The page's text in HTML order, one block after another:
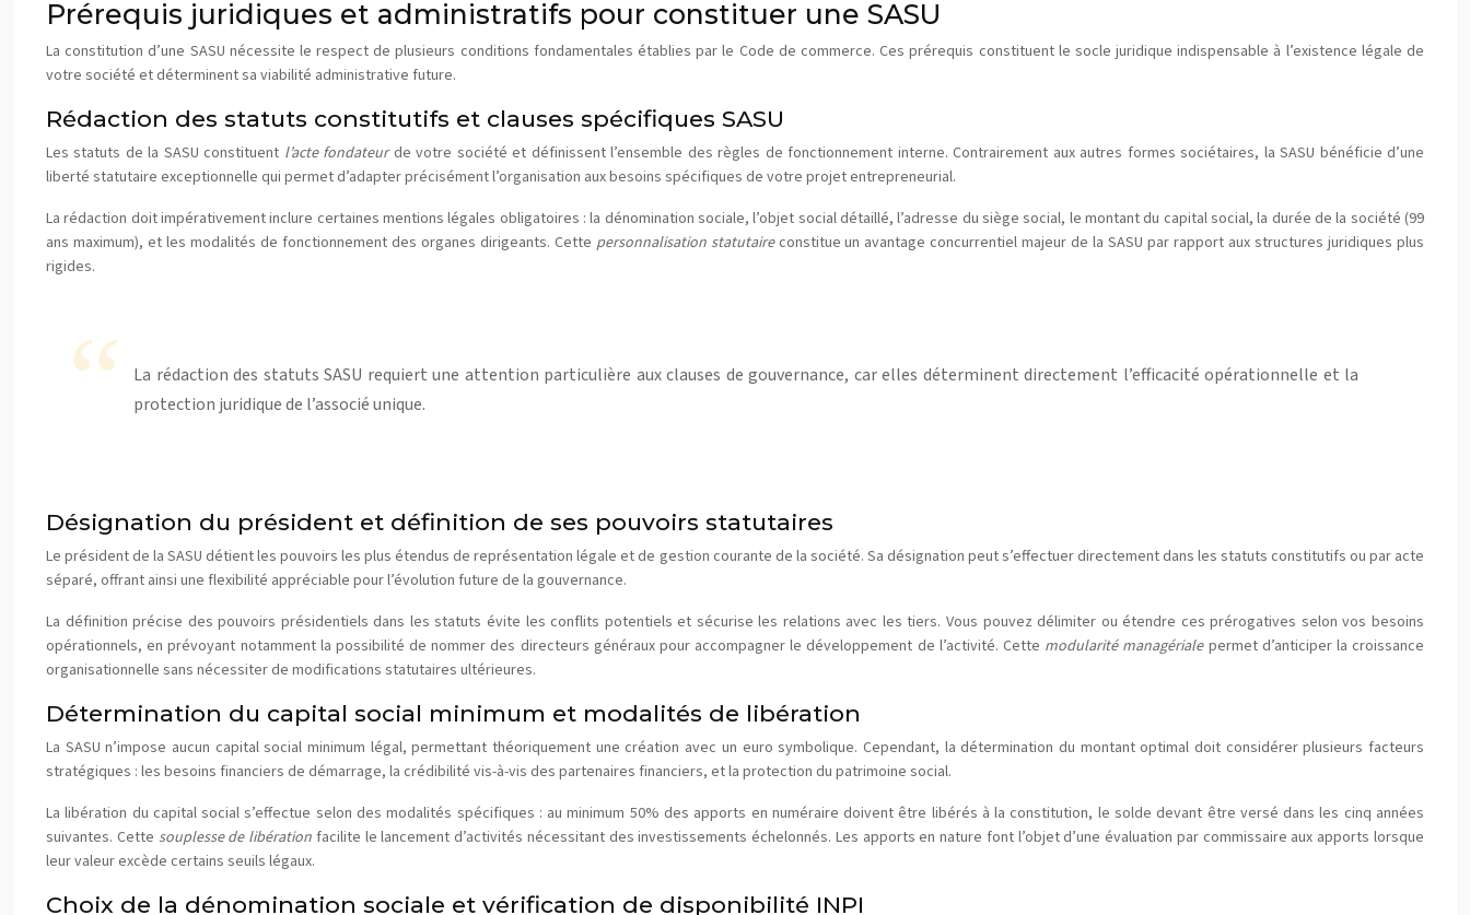
Prérequis juridiques et administratifs pour constituer une SASU
La constitution d’une SASU nécessite le respect de plusieurs conditions fondamentales établies par le Code de commerce. Ces prérequis constituent le socle juridique indispensable à l’existence légale de
votre société et déterminent sa viabilité administrative future.
Rédaction des statuts constitutifs et clauses spécifiques SASU
Les statuts de la SASU constituent l’acte fondateurde votre société et définissent l’ensemble des règles de fonctionnement interne. Contrairement aux autres formes sociétaires, la SASU bénéficie d’une
liberté statutaire exceptionnelle qui permet d’adapter précisément l’organisation aux besoins spécifiques de votre projet entrepreneurial.
La rédaction doit impérativement inclure certaines mentions légales obligatoires : la dénomination sociale, l’objet social détaillé, l’adresse du siège social, le montant du capital social, la durée de la société (99
ans maximum), et les modalités de fonctionnement des organes dirigeants. Cette personnalisation statutaireconstitue un avantage concurrentiel majeur de la SASU par rapport aux structures juridiques plus
rigides.
La rédaction des statuts SASU requiert une attention particulière aux clauses de gouvernance, car elles déterminent directement l’efficacité opérationnelle et la
protection juridique de l’associé unique.
Désignation du président et définition de ses pouvoirs statutaires
Le président de la SASU détient les pouvoirs les plus étendus de représentation légale et de gestion courante de la société. Sa désignation peut s’effectuer directement dans les statuts constitutifs ou par acte
séparé, offrant ainsi une flexibilité appréciable pour l’évolution future de la gouvernance.
La définition précise des pouvoirs présidentiels dans les statuts évite les conflits potentiels et sécurise les relations avec les tiers. Vous pouvez délimiter ou étendre ces prérogatives selon vos besoins
opérationnels, en prévoyant notamment la possibilité de nommer des directeurs généraux pour accompagner le développement de l’activité. Cette modularité managériale permet d’anticiper la croissance
organisationnelle sans nécessiter de modifications statutaires ultérieures.
Détermination du capital social minimum et modalités de libération
La SASU n’impose aucun capital social minimum légal, permettant théoriquement une création avec un euro symbolique. Cependant, la détermination du montant optimal doit considérer plusieurs facteurs
stratégiques : les besoins financiers de démarrage, la crédibilité vis-à-vis des partenaires financiers, et la protection du patrimoine social.
La libération du capital social s’effectue selon des modalités spécifiques : au minimum 50% des apports en numéraire doivent être libérés à la constitution, le solde devant être versé dans les cinq années
suivantes. Cette souplesse de libération facilite le lancement d’activités nécessitant des investissements échelonnés. Les apports en nature font l’objet d’une évaluation par commissaire aux apports lorsque
leur valeur excède certains seuils légaux.
Choix de la dénomination sociale et vérification de disponibilité INPI